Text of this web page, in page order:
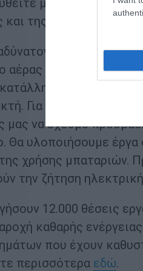
μέσα από το
της νύχτας.
να φανταστεί
αέρας φυσάει πάντα
Για να φτάσουμε
μας να έχουμε
υλοποιήσουμε έργα
χρήσης μπαταριών.
την ζήτηση
12.000 θέσεις
καθαρής
που έχουν
περισσότερα εδώ.